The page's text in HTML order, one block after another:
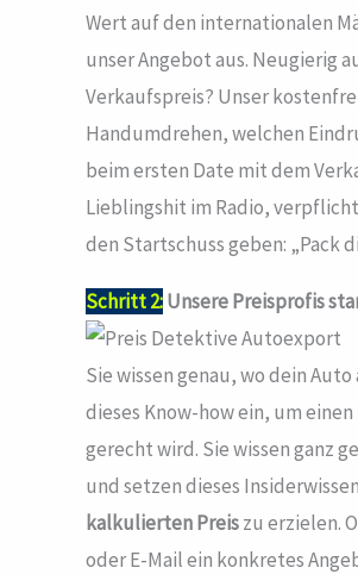
Wert auf den internationalen
unser Angebot aus. Neugierig
Verkaufspreis? Unser
Handumdrehen, welchen
beim ersten Date mit dem
Lieblingshit im Radio,
den Startschuss geben: „Pack
Schritt 2:Unsere Preisprofis
Sie wissen genau, wo dein
dieses Know-how ein, um
gerecht wird. Sie wissen ganz
und setzen dieses
kalkulierten Preiszu erzielen.
oder E-Mail ein konkretes